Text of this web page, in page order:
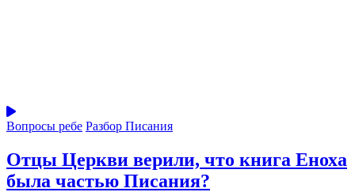
Вопросы ребе Разбор Писания
Отцы Церкви верили, что книга Еноха
была частью Писания?